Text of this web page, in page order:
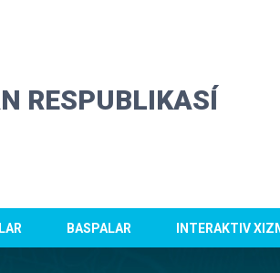
RESPUBLIKASÍ
BASPALAR INTERAKTIV